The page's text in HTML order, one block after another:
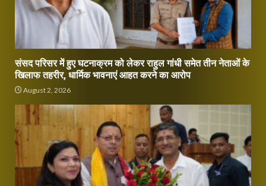
संसद परिसर में हुए घटनाक्रम को लेकर राहुल गांधी समेत तीन नेताओं के
खिलाफ तहरीर, धार्मिक भावनाएं आहत करने का आरोप
August 2, 2026